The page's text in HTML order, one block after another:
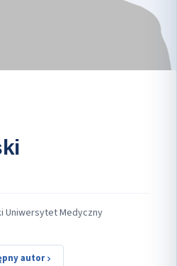
Uniwersytet Medyczny
autor